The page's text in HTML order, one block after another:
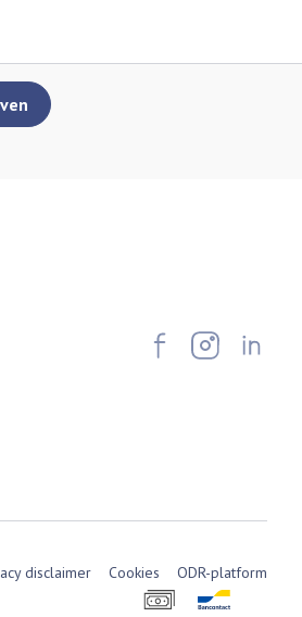
disclaimer Cookies ODR-platform